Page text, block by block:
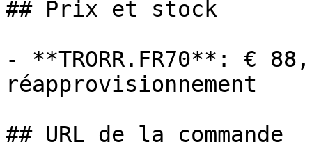
## Prix et stock
- **TRORR.FR70**: €
réapprovisionnement
## URL de la commande